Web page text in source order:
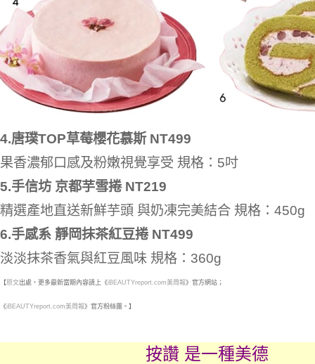
4.唐璞TOP草莓櫻花慕斯 NT499
果香濃郁口感及粉嫩視覺享受 規格：5吋
5.手信坊 京都芋雪捲 NT219
精選產地直送新鮮芋頭 與奶凍完美結合 規格：450g
6.手感系 靜岡抹茶紅豆捲 NT499
淡淡抹茶香氣與紅豆風味 規格：360g
【原文出處，更多最新當期內容請上《iBEAUTYreport.com美周報》官方網站；
《iBEAUTYreport.com美周報》官方粉絲團。】
按讚 是一種美德